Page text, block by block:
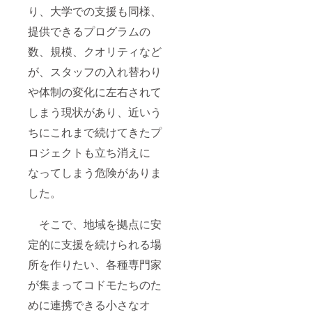
り、大学での支援も同様、
提供できるプログラムの
数、規模、クオリティなど
が、スタッフの入れ替わり
や体制の変化に左右されて
しまう現状があり、近いう
ちにこれまで続けてきたプ
ロジェクトも立ち消えに
なってしまう危険がありま
した。
そこで、地域を拠点に安
定的に支援を続けられる場
所を作りたい、各種専門家
が集まってコドモたちのた
めに連携できる小さなオ